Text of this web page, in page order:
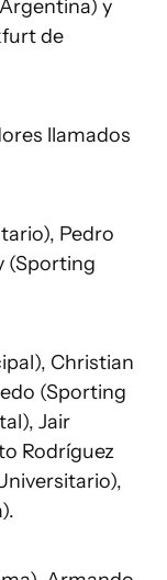
y
de
llamados
Pedro
(Sporting
Christian
(Sporting
Jair
Rodríguez